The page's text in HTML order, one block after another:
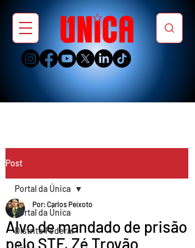
Post
Portal da Única
Distrito Federal
Portal da Única
Alvo de mandado de prisão
pelo STF, Zé Trovão
Por: Carlos Peixoto